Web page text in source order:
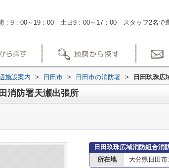
：9：00～19：00 土日9：00～17：00 スタッフ2名で
施設案内 > 日田市 > 日田市の消防署 > 日田玖珠広
消防署天瀬出張所
日田玖珠広域消防組合消
所在地
大分県日田